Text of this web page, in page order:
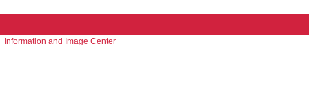
Information and Image Center